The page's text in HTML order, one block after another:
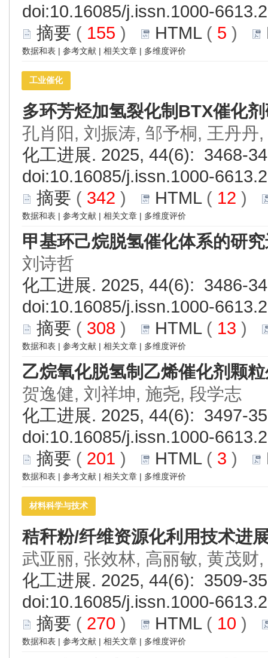
doi:10.16085/j.issn.1000-
摘要 ( 155 ) HTML( 5 )
数据和表 | 参考文献 | 相关文章 | 多维度评价
工业催化
多环芳烃加氢裂化制BTX催化
孔肖阳, 刘振涛, 邹予桐, 王丹丹
化工进展. 2025, 44(6): 3468-
doi:10.16085/j.issn.1000-
摘要 ( 342 ) HTML( 12 )
数据和表 | 参考文献 | 相关文章 | 多维度评价
甲基环己烷脱氢催化体系的研
刘诗哲
化工进展. 2025, 44(6): 3486-
doi:10.16085/j.issn.1000-
摘要 ( 308 ) HTML( 13 )
数据和表 | 参考文献 | 相关文章 | 多维度评价
乙烷氧化脱氢制乙烯催化剂颗
贺逸健, 刘祥坤, 施尧, 段学志
化工进展. 2025, 44(6): 3497-
doi:10.16085/j.issn.1000-
摘要 ( 201 ) HTML( 3 )
数据和表 | 参考文献 | 相关文章 | 多维度评价
材料科学与技术
秸秆粉/纤维资源化利用技术进
武亚丽, 张效林, 高丽敏, 黄茂财
化工进展. 2025, 44(6): 3509-
doi:10.16085/j.issn.1000-
摘要 ( 270 ) HTML( 10 )
数据和表 | 参考文献 | 相关文章 | 多维度评价